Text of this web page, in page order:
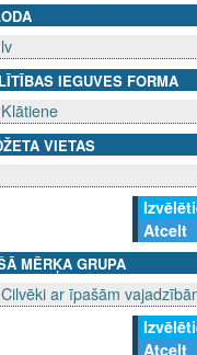
lv
IEGUVES FORMA
Klātiene
VIETAS
Atcelt
MĒRĶA GRUPA
Cilvēki ar īpašām
Atcelt